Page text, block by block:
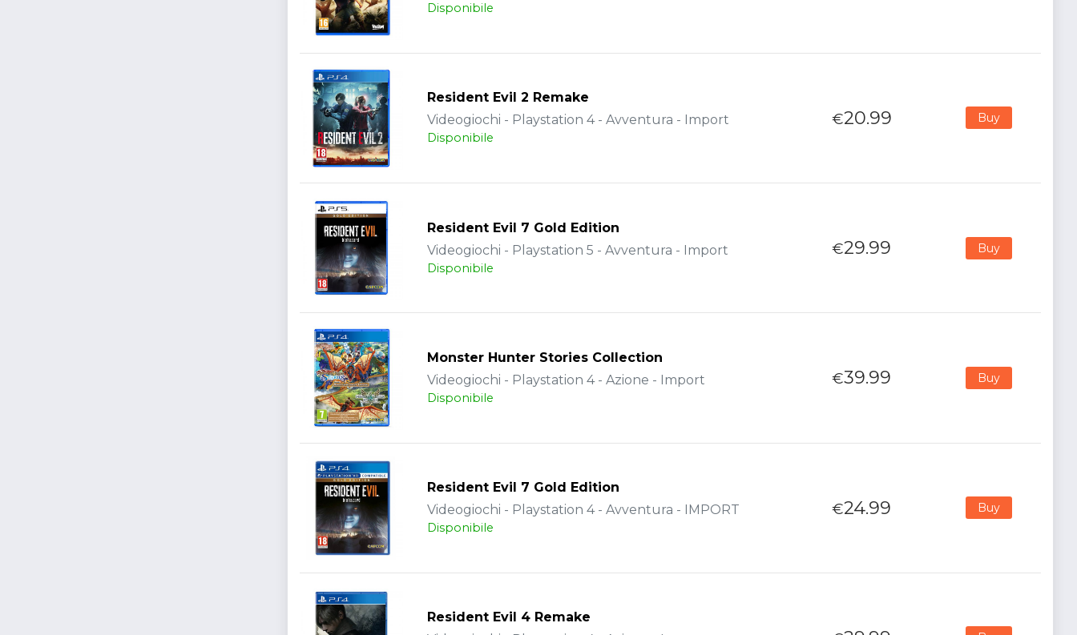
Disponibile
Resident Evil 2 Remake
Videogiochi - Playstation 4 - Avventura - Import
Disponibile
€20.99 Buy
Resident Evil 7 Gold Edition
Videogiochi - Playstation 5 - Avventura - Import
Disponibile
€29.99 Buy
Monster Hunter Stories Collection
Videogiochi - Playstation 4 - Azione - Import
Disponibile
€39.99 Buy
Resident Evil 7 Gold Edition
Videogiochi - Playstation 4 - Avventura - IMPORT
Disponibile
€24.99 Buy
Resident Evil 4 Remake